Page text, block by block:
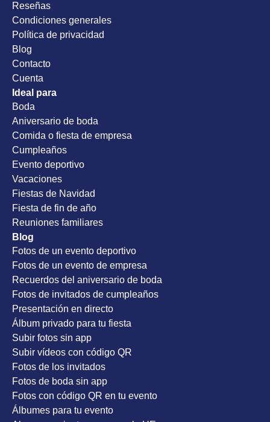
Reseñas
Condiciones generales
Política de privacidad
Blog
Contacto
Cuenta
Ideal para
Boda
Aniversario de boda
Comida o fiesta de empresa
Cumpleaños
Evento deportivo
Vacaciones
Fiestas de Navidad
Fiesta de fin de año
Reuniones familiares
Blog
Fotos de un evento deportivo
Fotos de un evento de empresa
Recuerdos del aniversario de boda
Fotos de invitados de cumpleaños
Presentación en directo
Álbum privado para tu fiesta
Subir fotos sin app
Subir vídeos con código QR
Fotos de los invitados
Fotos de boda sin app
Fotos con código QR en tu evento
Álbumes para tu evento